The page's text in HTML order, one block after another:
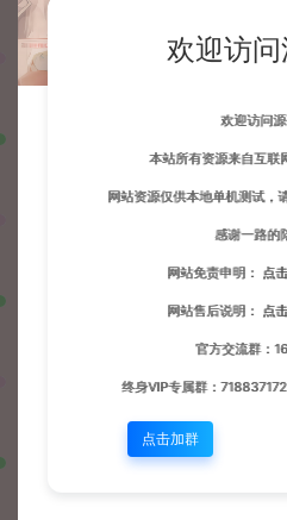
欢迎访
欢迎访问
本站所有资源来自互联
网站资源仅供本地单机测试，
感谢一路的
网站免责申明： 点
网站售后说明： 点
官方交流群：
终身VIP专属群：
点击加群